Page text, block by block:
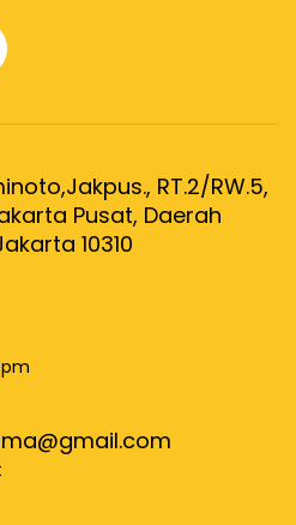
RT.2/RW.5,
Pusat, Daerah
10310